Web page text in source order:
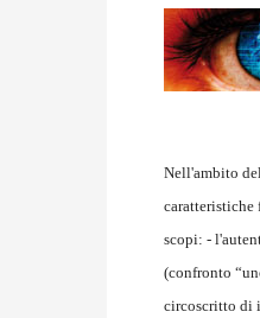
Nell'ambito
scopi: -
(confronto
circoscritto di